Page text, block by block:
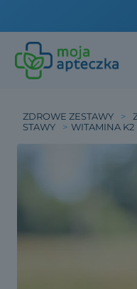
ZDROWE ZESTAWY >
STAWY
> WITAMINA